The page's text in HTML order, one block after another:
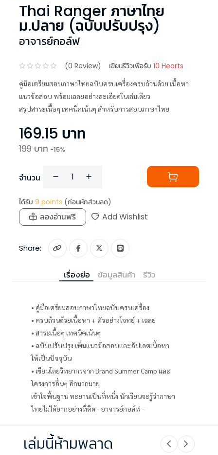
Thai Ranger ภาษาไทย
ม.ปลาย (ฉบับปรับปรุง)
อาจารย์กอล์ฟ
(0 Review) เขียนรีวิวเพื่อรับ 10 Hearts
คู่มือเตรียมสอบภาษาไทยฉบับครบเครื่องครบถ้วนด้วย เนื้อหา
แนวข้อสอบ พร้อมเฉลยอย่างละเอียดในเล่มเดียว
สรุปสาระเนื้อๆ เทคนิคเน้นๆ สำหรับการสอบภาษาไทย
169.15 บาท
199บาท -15%
จำนวน
ได้รับ 9 points (ก่อนหักส่วนลด)
ลองอ่านฟรี Add Wishlist
Share:
เรื่องย่อ ข้อมูลสินค้า รีวิว
• คู่มือเตรียมสอบภาษาไทยฉบับครบเครื่อง
• ครบถ้วนด้วยเนื้อหา + ตัวอย่างโจทย์ + เฉลย
• สาระเนื้อๆ เทคนิคเน้นๆ
• ฉบับปรับปรุง เพิ่มแนวข้อสอบและอัปเดตเนื้อหา
ให้เป็นปัจจุบัน
• เขียนโดยวิทยากรจาก Brand Summer Camp และ
โครงการอื่นๆ อีกมากมาย
เข้าใจพื้นฐาน ทะยานเป็นที่หนึ่ง นักเรียนจะรู้ว่าภาษา
ไทยไม่ได้ยากอย่างที่คิด - อาจารย์กอล์ฟ -
เล่มนี้ห้ามพลาด